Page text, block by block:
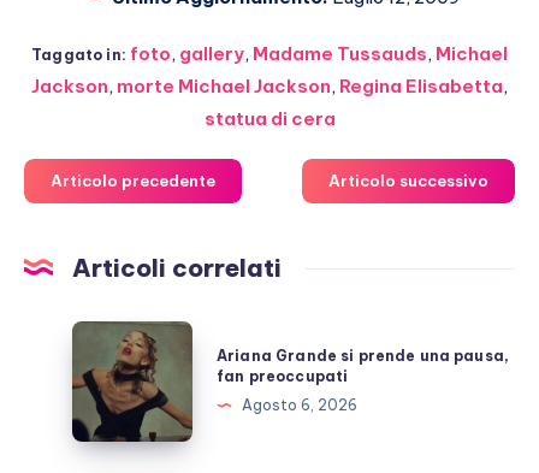
Taggato in: foto, gallery, Madame Tussauds, Michael
Jackson, morte Michael Jackson, Regina Elisabetta,
statua di cera
Articolo precedente Articolo successivo
Articoli correlati
Ariana
Grande
si
prende
una
Ariana Grande si prende una pausa,
fan preoccupati
Agosto 6, 2026